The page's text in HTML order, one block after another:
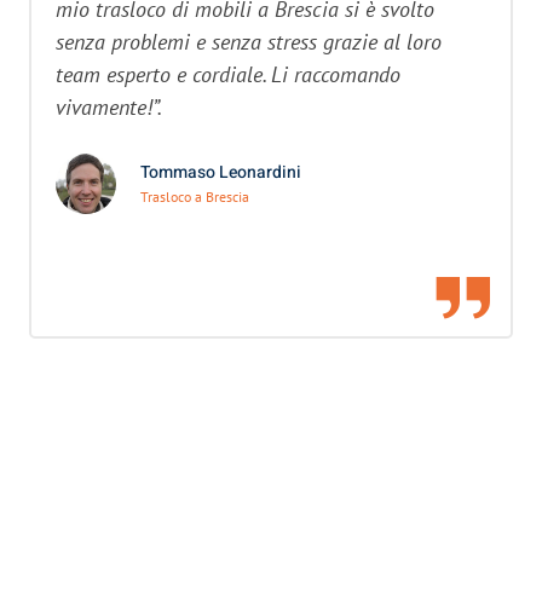
mio trasloco di mobili a Brescia si è svolto
senza problemi e senza stress grazie al loro
team esperto e cordiale. Li raccomando
vivamente!”.
Tommaso Leonardini
Trasloco a Brescia